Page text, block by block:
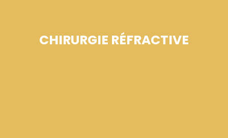
CHIRURGIE RÉFRACTIVE